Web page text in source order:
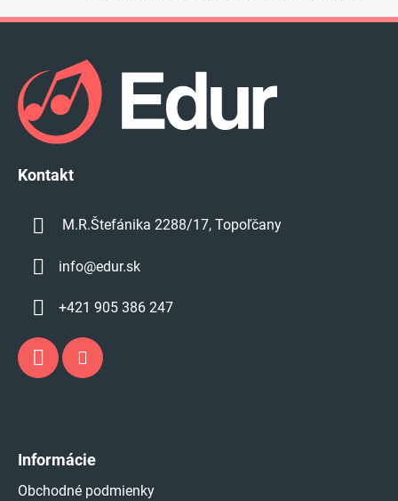
i
u
Kontakt
M.R.Štefánika 2288/17, Topoľčany
info@edur.sk
+421 905 386 247
Informácie
Obchodné podmienky